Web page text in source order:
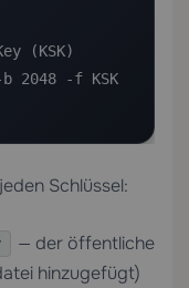
(KSK)
b 2048 -f KSK
Schlüssel:
— der öffentliche
hinzugefügt)